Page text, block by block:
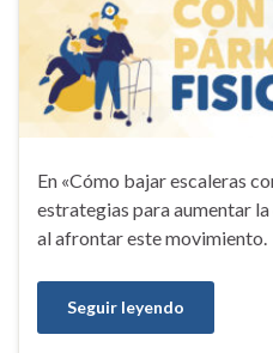
En «Cómo bajar escaleras
estrategias para aumentar
al afrontar este movimiento.
Seguir leyendo